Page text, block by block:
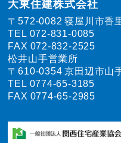
大東住建株式会社
〒572-0082寝屋川市香
TEL 072-831-0085
FAX 072-832-2525
松井山手営業所
〒610-0354京田辺市山
TEL 0774-65-3185
FAX 0774-65-2985